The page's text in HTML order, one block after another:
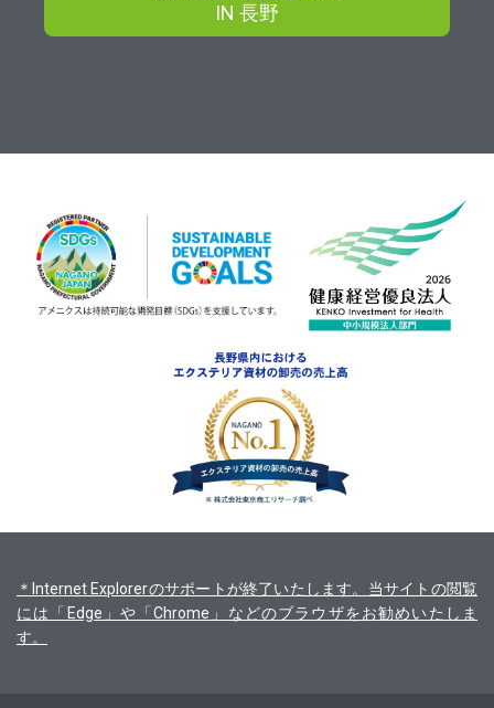
IN 長野
＊Internet Explorerのサポートが終了いたします。当サイトの閲覧
には「Edge」や「Chrome」などのブラウザをお勧めいたしま
す。